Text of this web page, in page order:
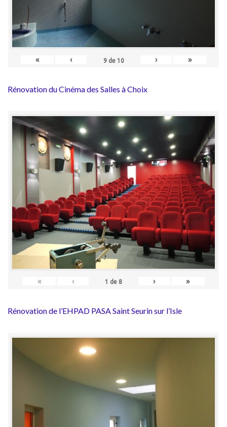
« ‹ 9de 10 › »
Rénovation du Cinéma des Salles à Choix
« ‹ 1 de 8 › »
Rénovation de l’EHPAD PASA Saint Seurin sur l’Isle